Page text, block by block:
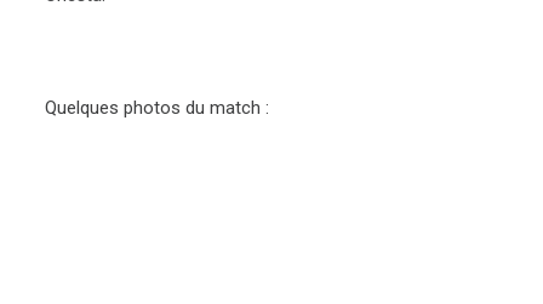
Quelques photos du match :